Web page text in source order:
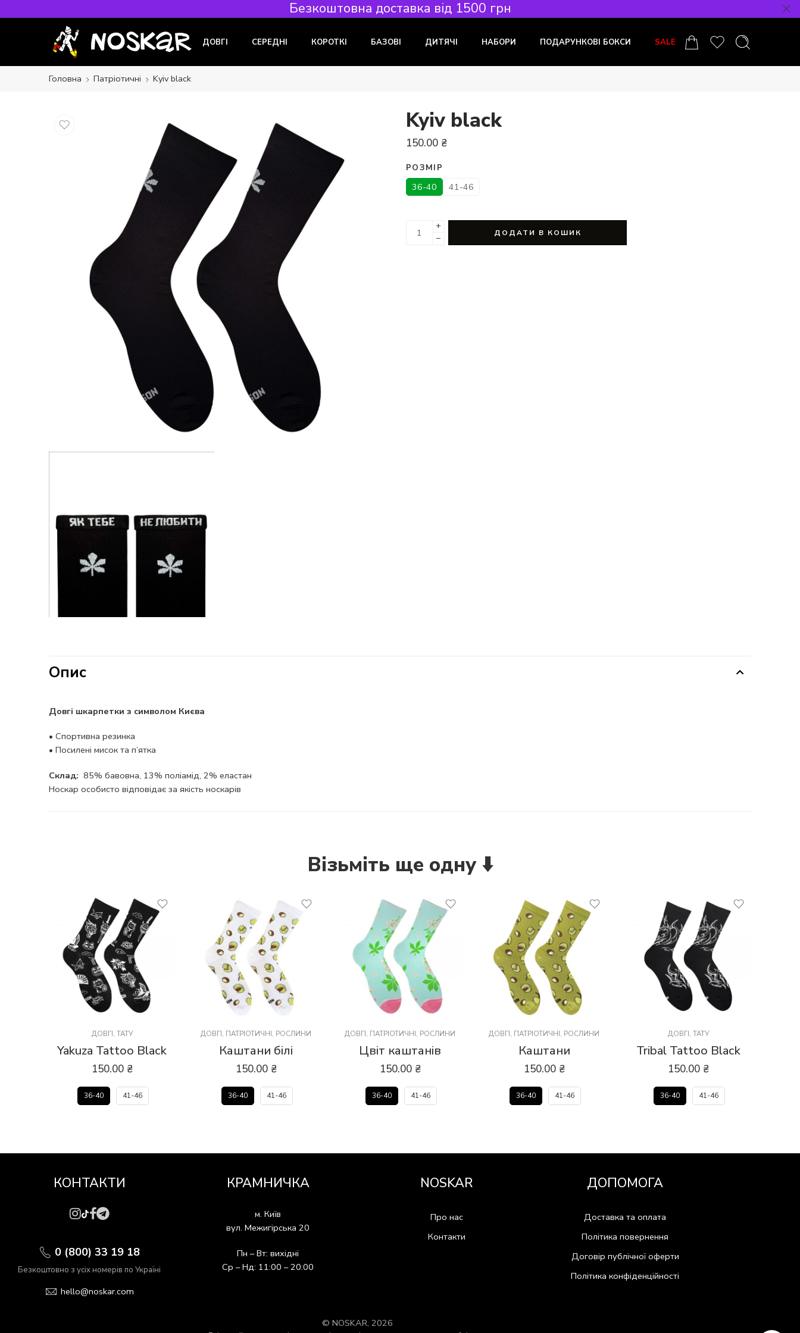
Безкоштовна доставка від 1500 грн
ДОВГІ СЕРЕДНІ КОРОТКІ БАЗОВІ ДИТЯЧІ НАБОРИ ПОДАРУНКОВІ БОКСИ SALE
Головна Патріотичні Kyiv black
Kyiv black
150.00 ₴
РОЗМІР
36-40 41-46
+
−
ДОДАТИ В КОШИК
Опис
Довгі шкарпетки з символом Києва
• Спортивна резинка
• Посилені мисок та п’ятка
Склад: 85% бавовна, 13% поліамід, 2% еластан
Носкар особисто відповідає за якість носкарів
Візьміть ще одну ⬇️
ДОВГІ, ТАТУ
Yakuza Tattoo Black
150.00 ₴
36-40 41-46
ДОВГІ, ПАТРІОТИЧНІ, РОСЛИНИ
Каштани білі
150.00 ₴
36-40 41-46
ДОВГІ, ПАТРІОТИЧНІ, РОСЛИНИ
Цвіт каштанів
150.00 ₴
36-40 41-46
ДОВГІ, ПАТРІОТИЧНІ, РОСЛИНИ
Каштани
150.00 ₴
36-40 41-46
ДОВГІ, ТАТУ
Tribal Tattoo Black
150.00 ₴
36-40 41-46
КОНТАКТИ
0 (800) 33 19 18
Безкоштовно з усіх номерів по Україні
hello@noskar.com
КРАМНИЧКА
м. Київ
вул. Межигірська 20
Пн – Вт: вихідні
Ср – Нд: 11:00 – 20:00
NOSKAR
Про нас
Контакти
ДОПОМОГА
Доставка та оплата
Політика повернення
Договір публічної оферти
Політика конфіденційності
© NOSKAR, 2026